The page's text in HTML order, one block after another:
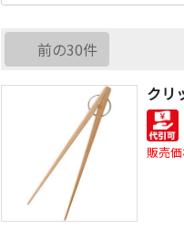
前の30件
クリ
販売価